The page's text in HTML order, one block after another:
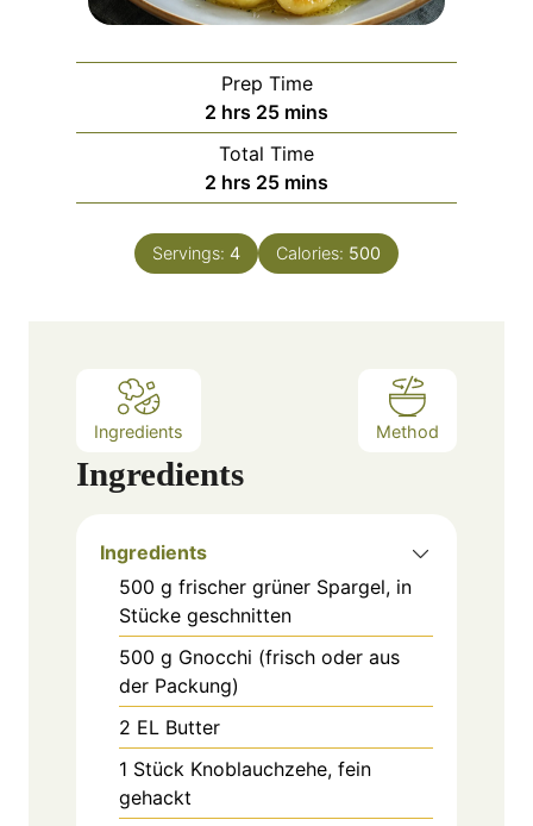
Prep Time
2 h
o
u
hrs 25m
i
n
u
e
s
mins
Total Time
2 h
o
u
r
hrs 25m
i
n
u
mins
Servings: 4 Calories: 500
Ingredients Method
Ingredients
Ingredients
500 g frischer grüner Spargel, in
Stücke geschnitten
500 g Gnocchi (frisch oder aus
der Packung)
2 EL Butter
1 Stück Knoblauchzehe, fein
gehackt